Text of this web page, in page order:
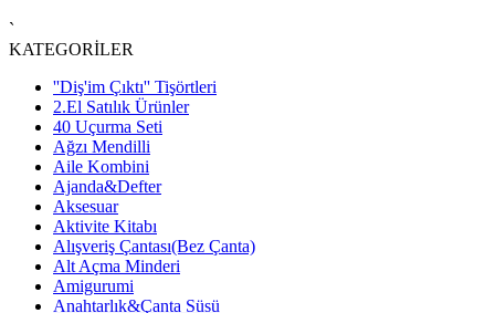
`
KATEGORİLER
''Diş'im Çıktı'' Tişörtleri
2.El Satılık Ürünler
40 Uçurma Seti
Ağzı Mendilli
Aile Kombini
Ajanda&Defter
Aksesuar
Aktivite Kitabı
Alışveriş Çantası(Bez Çanta)
Alt Açma Minderi
Amigurumi
Anahtarlık&Çanta Süsü